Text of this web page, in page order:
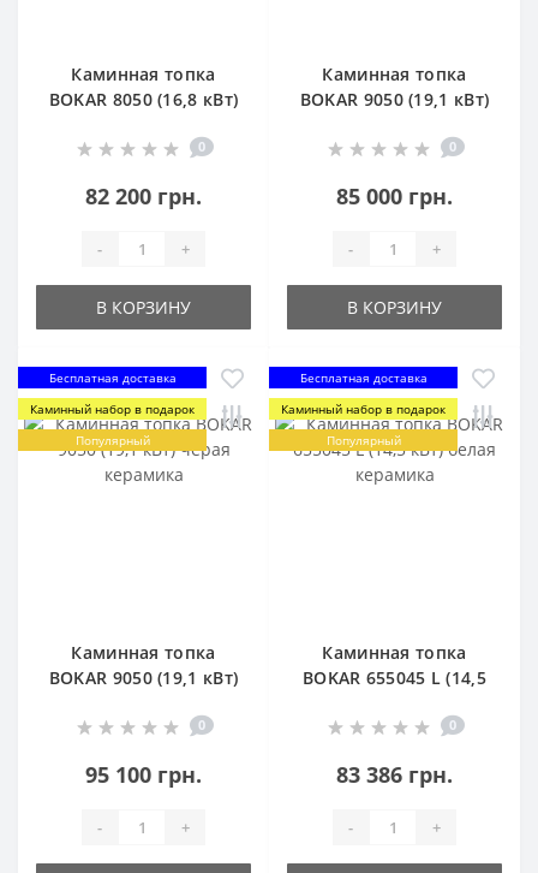
Каминная топка
BOKAR 8050 (16,8 кВт)
0
82 200 грн.
- +
В КОРЗИНУ
Каминная топка
BOKAR 9050 (19,1 кВт)
0
85 000 грн.
- +
В КОРЗИНУ
Бесплатная доставка
Каминный набор в подарок
Популярный
Каминная топка
BOKAR 9050 (19,1 кВт)
0
95 100 грн.
- +
Бесплатная доставка
Каминный набор в подарок
Популярный
Каминная топка
BOKAR 655045 L (14,5
0
83 386 грн.
- +